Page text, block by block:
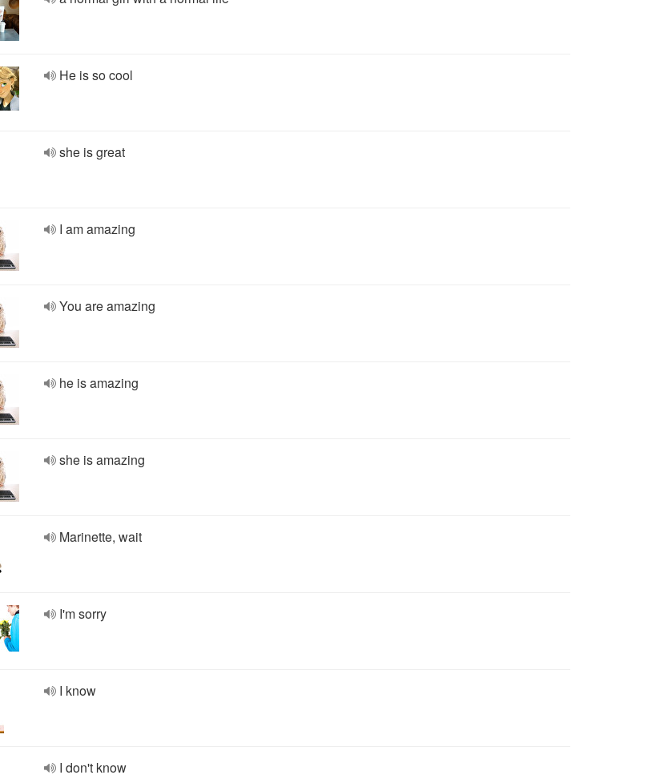
He is so cool
she is great
I am amazing
You are amazing
he is amazing
she is amazing
Marinette, wait
I'm sorry
I know
I don't know